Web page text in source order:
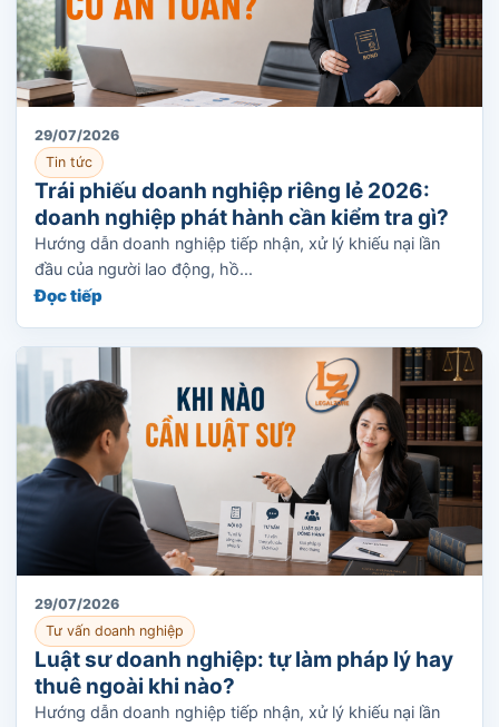
29/07/2026
Tin tức
Trái phiếu doanh nghiệp riêng lẻ 2026:
doanh nghiệp phát hành cần kiểm tra gì?
Hướng dẫn doanh nghiệp tiếp nhận, xử lý khiếu nại lần
đầu của người lao động, hồ...
Đọc tiếp
29/07/2026
Tư vấn doanh nghiệp
Luật sư doanh nghiệp: tự làm pháp lý hay
thuê ngoài khi nào?
Hướng dẫn doanh nghiệp tiếp nhận, xử lý khiếu nại lần